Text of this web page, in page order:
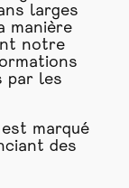
larges
manière
notre
par les
marqué
des